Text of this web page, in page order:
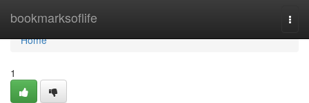
bookmarksoflife
Home
Home
1